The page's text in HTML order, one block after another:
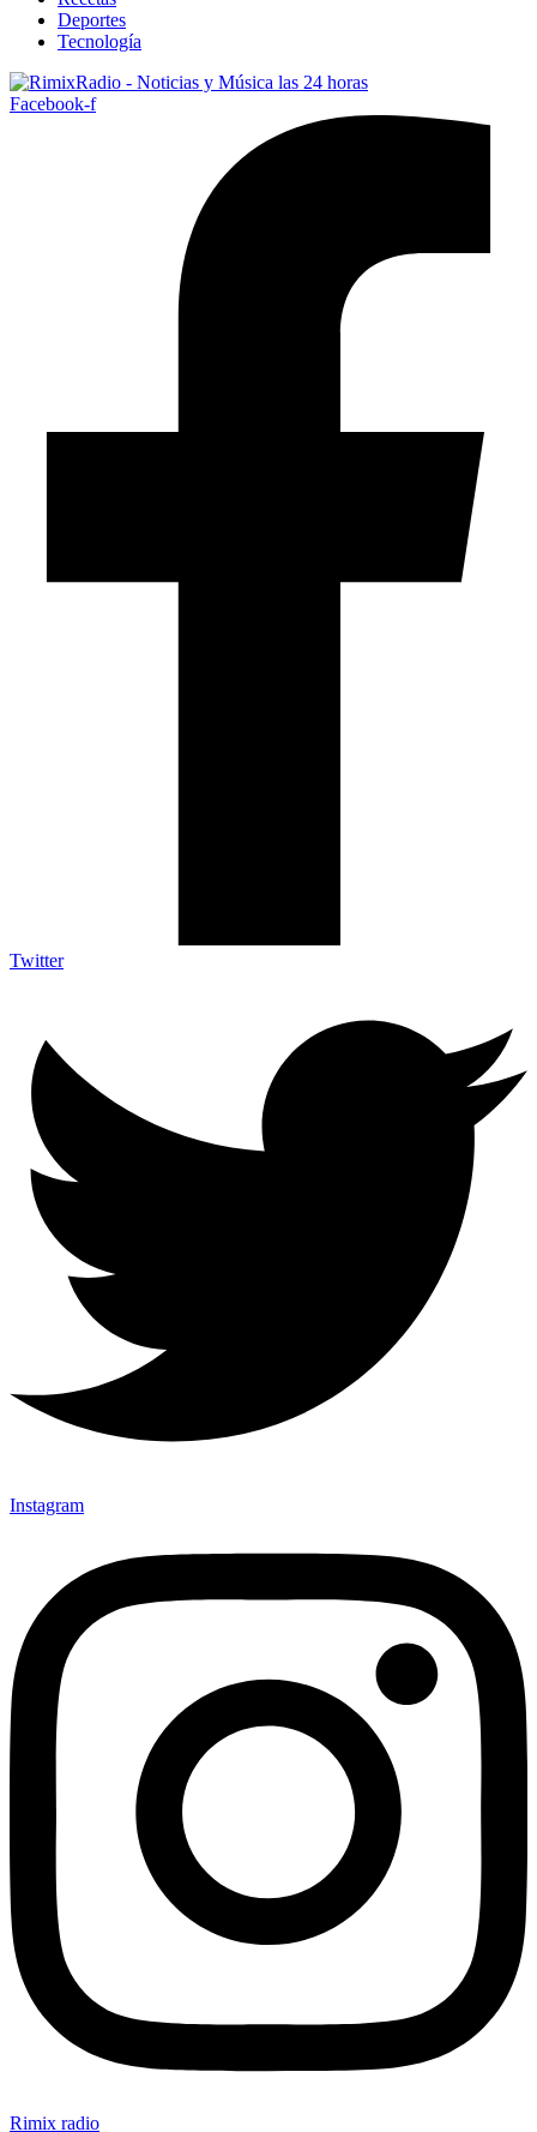
Deportes
Tecnología
Facebook-f
Twitter
Instagram
Rimix radio